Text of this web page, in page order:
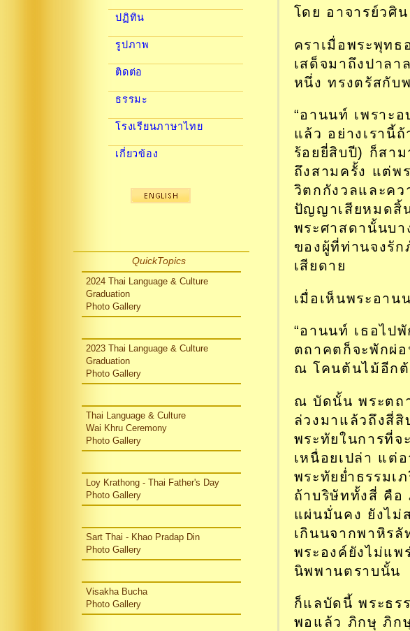
ปฏิทิน
รูปภาพ
ติดต่อ
ธรรมะ
โรงเรียนภาษาไทย
เกี่ยวข้อง
QuickTopics
2024 Thai Language & Culture
Graduation
Photo Gallery
2023 Thai Language & Culture
Graduation
Photo Gallery
Thai Language & Culture
Wai Khru Ceremony
Photo Gallery
Loy Krathong - Thai Father's Day
Photo Gallery
Sart Thai - Khao Pradap Din
Photo Gallery
Visakha Bucha
Photo Gallery
โดย อาจารย์วศิ
คราเมื่อพระพุทธ
เสด็จมาถึงปาลา
หนึ่ง ทรงตรัสกับ
“อานนท์ เพราะ
แล้ว อย่างเรานี้
ร้อยยี่สิบปี) ก็สา
ถึงสามครั้ง แต่พ
วิตกกังวลและคว
ปัญญาเสียหมดสิ้
พระศาสดานั้นบา
ของผู้ที่ท่านจงรั
เสียดาย
เมื่อเห็นพระอาน
“อานนท์ เธอไป
ตถาคตก็จะพักผ่
ณ โคนต้นไม้อีก
ณ บัดนั้น พระตถ
ล่วงมาแล้วถึงสี่สิ
พระทัยในการที่จ
เหนื่อยเปล่า แต่
พระทัยย่ำธรรมเ
ถ้าบริษัททั้งสี่ คือ
แผ่นมั่นคง ยังไม่
เกินนจากพาหิร
พระองค์ยังไม่แพ
นิพพานตราบนั้น
ก็แลบัดนี้ พระธร
พอแล้ว ภิกษุ ภิก